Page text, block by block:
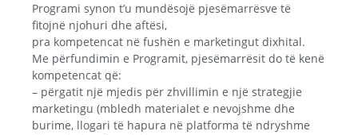
Programi synon t’u mundësojë pjesëmarrësve të
fitojnë njohuri dhe aftësi,
pra kompetencat në fushën e marketingut dixhital.
Me përfundimin e Programit, pjesëmarrësit do të kenë
kompetencat që:
– përgatit një mjedis për zhvillimin e një strategjie
marketingu (mbledh materialet e nevojshme dhe
burime, llogari të hapura në platforma të ndryshme